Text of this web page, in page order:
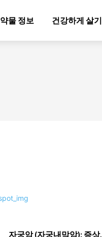
약물 정보 건강하게 살기
자궁암 (자궁내막암): 증상,